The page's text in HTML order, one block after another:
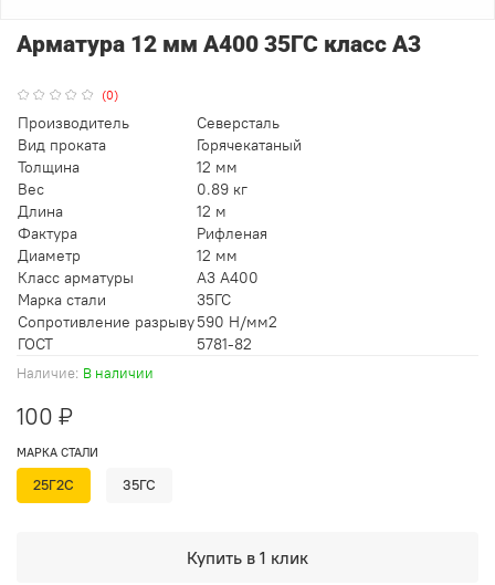
(0)
Наличие: В наличии
Арматура 12 мм А400 35ГС класс А3
100 ₽
Купить в 1 клик
МАРКА СТАЛИ
25Г2С 35ГС
Производитель
Северсталь
Вид проката
Горячекатаный
Толщина
12 мм
Вес
0.89 кг
Длина
12 м
Фактура
Рифленая
Диаметр
12 мм
Класс арматуры
А3 А400
Марка стали
35ГС
Сопротивление разрыву590 Н/мм2
ГОСТ
5781-82